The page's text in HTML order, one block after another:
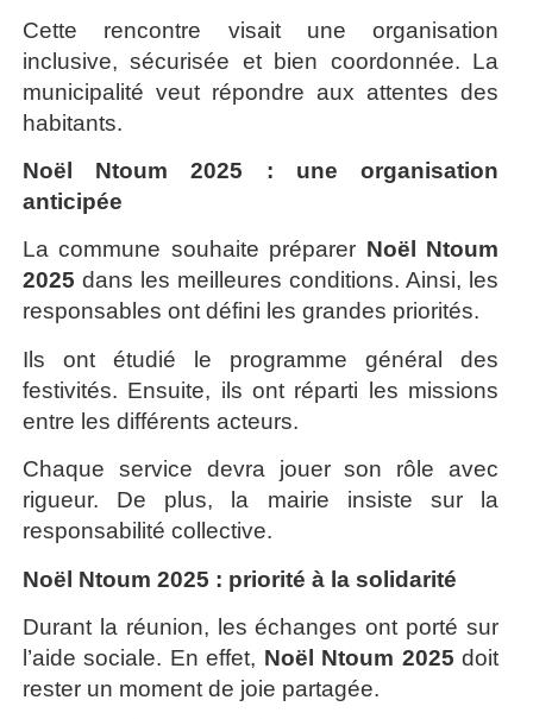
Cette rencontre visait une organisation
inclusive, sécurisée et bien coordonnée. La
municipalité veut répondre aux attentes des
habitants.
Noël Ntoum 2025 : une organisation
anticipée
La commune souhaite préparer Noël Ntoum
2025 dans les meilleures conditions. Ainsi, les
responsables ont défini les grandes priorités.
Ils ont étudié le programme général des
festivités. Ensuite, ils ont réparti les missions
entre les différents acteurs.
Chaque service devra jouer son rôle avec
rigueur. De plus, la mairie insiste sur la
responsabilité collective.
Noël Ntoum 2025 : priorité à la solidarité
Durant la réunion, les échanges ont porté sur
l’aide sociale. En effet, Noël Ntoum 2025 doit
rester un moment de joie partagée.